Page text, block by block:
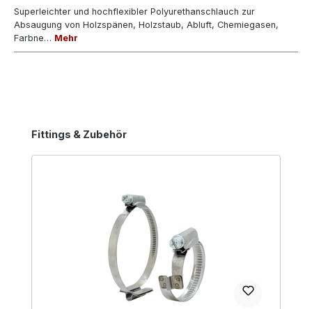
Superleichter und hochflexibler Polyurethanschlauch zur
Absaugung von Holzspänen, Holzstaub, Abluft, Chemiegasen,
Farbne… Mehr
Produktgalerie überspringen
Fittings & Zubehör